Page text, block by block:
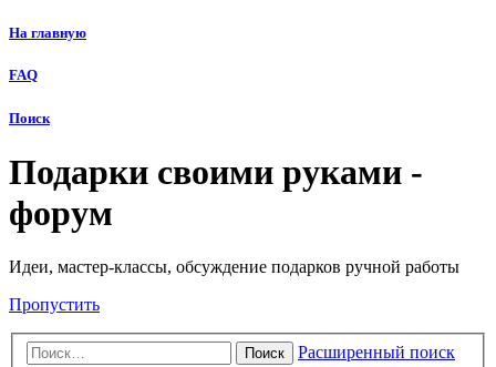
На главную
FAQ
Поиск
Подарки своими руками -
форум
Идеи, мастер-классы, обсуждение подарков ручной работы
Пропустить
Поиск Расширенный поиск